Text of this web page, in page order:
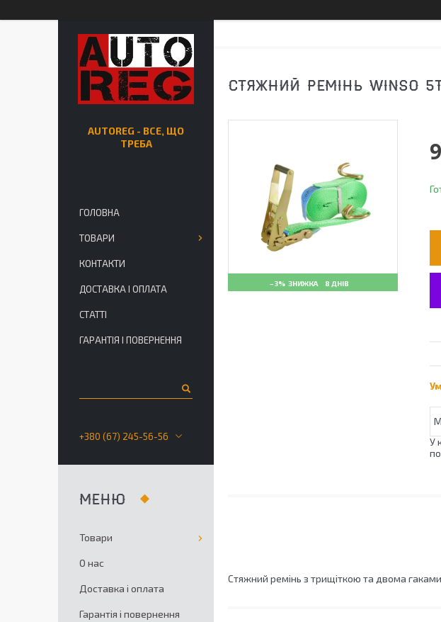
СТЯЖНИЙ РЕМІНЬ WINSO
–3% 8 ДНІВ
У
Стяжний ремінь з трищіткою та двома
AUTOREG - ВСЕ, ЩО
ТРЕБА
ГОЛОВНА
ТОВАРИ
КОНТАКТИ
ДОСТАВКА І ОПЛАТА
СТАТТІ
ГАРАНТІЯ І ПОВЕРНЕННЯ
+380 (67) 245-56-56
Товари
О нас
Доставка і оплата
Гарантія і повернення